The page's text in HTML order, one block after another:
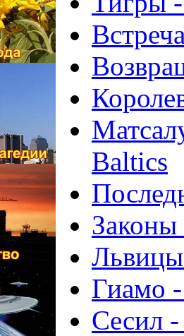
Baltics
Законы
Гиамо
Сесил